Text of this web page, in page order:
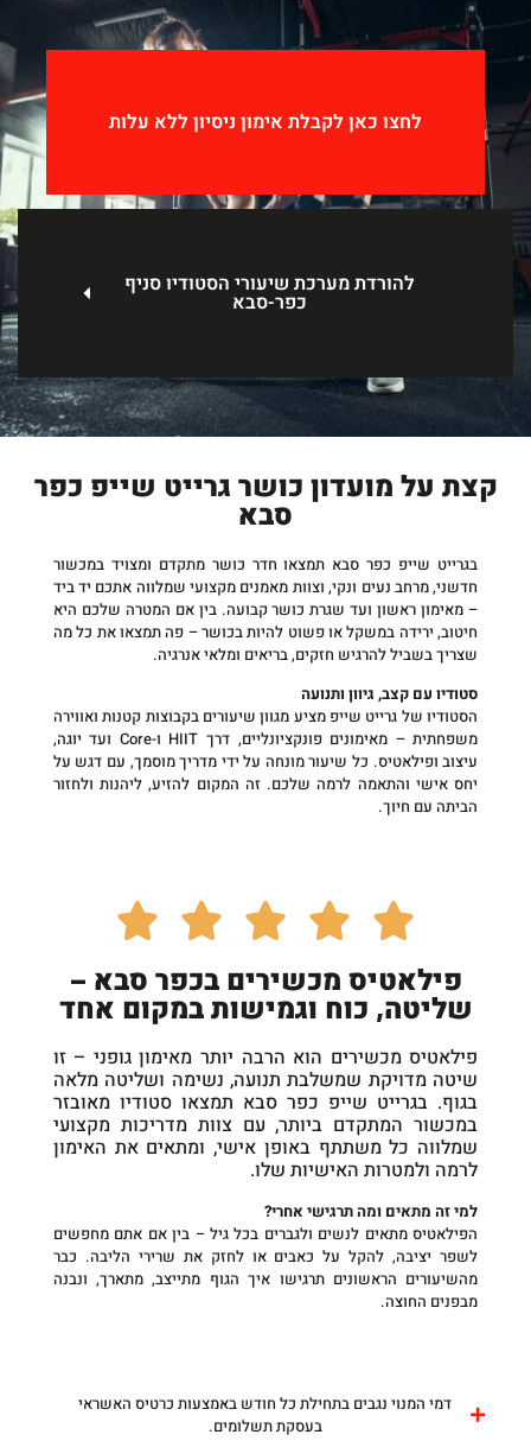
לחצו כאן לקבלת אימון ניסיון ללא עלות
להורדת מערכת שיעורי הסטודיו סניף
כפר-סבא
קצת על מועדון כושר גרייט שייפ כפר
סבא
בגרייט שייפ כפר סבא תמצאו חדר כושר מתקדם ומצויד במכשור
חדשני, מרחב נעים ונקי, וצוות מאמנים מקצועי שמלווה אתכם יד ביד
– מאימון ראשון ועד שגרת כושר קבועה. בין אם המטרה שלכם היא
חיטוב, ירידה במשקל או פשוט להיות בכושר – פה תמצאו את כל מה
שצריך בשביל להרגיש חזקים, בריאים ומלאי אנרגיה.
סטודיו עם קצב, גיוון ותנועה
הסטודיו של גרייט שייפ מציע מגוון שיעורים בקבוצות קטנות ואווירה
משפחתית – מאימונים פונקציונליים, דרך HIIT ו-Core ועד יוגה,
עיצוב ופילאטיס. כל שיעור מונחה על ידי מדריך מוסמך, עם דגש על
יחס אישי והתאמה לרמה שלכם. זה המקום להזיע, ליהנות ולחזור
הביתה עם חיוך.
פילאטיס מכשירים בכפר סבא –
שליטה, כוח וגמישות במקום אחד
פילאטיס מכשירים הוא הרבה יותר מאימון גופני – זו
שיטה מדויקת שמשלבת תנועה, נשימה ושליטה מלאה
בגוף. בגרייט שייפ כפר סבא תמצאו סטודיו מאובזר
במכשור המתקדם ביותר, עם צוות מדריכות מקצועי
שמלווה כל משתתף באופן אישי, ומתאים את האימון
לרמה ולמטרות האישיות שלו.
למי זה מתאים ומה תרגישי אחרי?
הפילאטיס מתאים לנשים ולגברים בכל גיל – בין אם אתם מחפשים
לשפר יציבה, להקל על כאבים או לחזק את שרירי הליבה. כבר
מהשיעורים הראשונים תרגישו איך הגוף מתייצב, מתארך, ונבנה
מבפנים החוצה.
דמי המנוי נגבים בתחילת כל חודש באמצעות כרטיס האשראי
בעסקת תשלומים.